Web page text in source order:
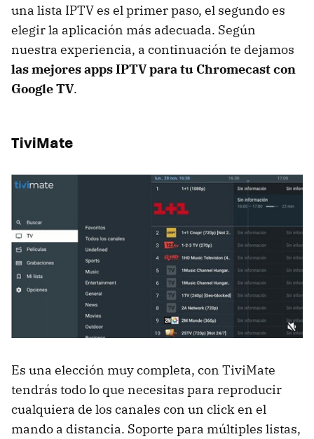
una lista IPTV es el primer paso, el segundo es
elegir la aplicación más adecuada. Según
nuestra experiencia, a continuación te dejamos
las mejores apps IPTV para tu Chromecast con
Google TV.
TiviMate
Es una elección muy completa, con TiviMate
tendrás todo lo que necesitas para reproducir
cualquiera de los canales con un click en el
mando a distancia. Soporte para múltiples listas,